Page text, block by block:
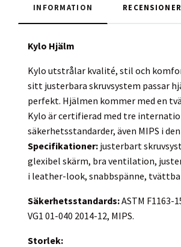
INFORMATION RECENSIONER
Kylo Hjälm
Kylo utstrålar kvalité, stil och
sitt justerbara skruvsystem passar
perfekt. Hjälmen kommer med en
Kylo är certifierad med tre
säkerhetsstandarder, även MIPS i
Specifikationer: justerbart
glexibel skärm, bra ventilation,
i leather-look, snabbspänne,
Säkerhetsstandards:ASTM F1163-
VG1 01-040 2014-12, MIPS.
Storlek: